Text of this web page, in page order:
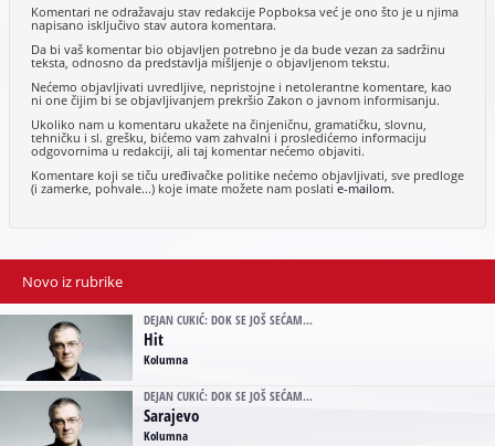
Komentari ne odražavaju stav redakcije Popboksa već je ono što je u njima
napisano isključivo stav autora komentara.
Da bi vaš komentar bio objavljen potrebno je da bude vezan za sadržinu
teksta, odnosno da predstavlja mišljenje o objavljenom tekstu.
Nećemo objavljivati uvredljive, nepristojne i netolerantne komentare, kao
ni one čijim bi se objavljivanjem prekršio Zakon o javnom informisanju.
Ukoliko nam u komentaru ukažete na činjeničnu, gramatičku, slovnu,
tehničku i sl. grešku, bićemo vam zahvalni i prosledićemo informaciju
odgovornima u redakciji, ali taj komentar nećemo objaviti.
Komentare koji se tiču uređivačke politike nećemo objavljivati, sve predloge
(i zamerke, pohvale...) koje imate možete nam poslatie-mailom.
Novo iz rubrike
DEJAN CUKIĆ: DOK SE JOŠ SEĆAM...
Hit
Kolumna
DEJAN CUKIĆ: DOK SE JOŠ SEĆAM...
Sarajevo
Kolumna